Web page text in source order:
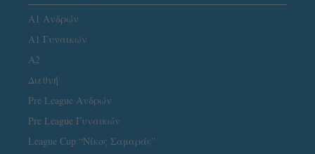
Α1 Ανδρών
Α1 Γυναικών
A2
Διεθνή
Pre League Ανδρών
Pre League Γυναικών
League Cup “Νίκος Σαμαράς”